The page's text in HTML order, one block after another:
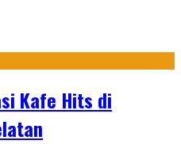
Kafe Hits di